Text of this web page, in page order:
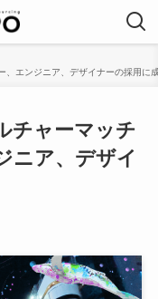
、エンジニア、デザイナーの採用に
チャーマッチ
ニア、デザイ